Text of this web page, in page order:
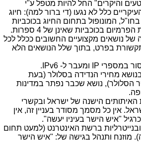
והיקרים" החל להיות מטפל ע"י
כלל לא נגעו (די ברור למה): חיוג
המונופול בתחום החיוג בכוכביות
בכוכביות שאינן של 4 ספרות.
של נושאים מקצועיים החשובים ככלל לכל
בפרט, בתוך שלל הנושאים הלא
בנושא מחירי הנדידה בסלולר (בעת
הסלולר), נושא שכבר נפתר במדינות
האיתותים הישנה של ישראל ובקשרי
אין כל מסמך מסודר בעניין זה, אין
"איש הישר בעיניו יעשה".
ובנייטרליות ברשת האינטרנט (למעט תחום
מוזנח ותנהל בגישה של: "איש הישר